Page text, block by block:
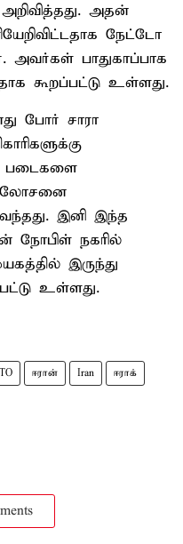
அதன்
நேட்டோ
அவர்கள் பாதுகாப்பாக
கூறப்பட்டு உள்ளது.
போர் சாரா
படைகளை
இனி இந்த
நோபிள் நகரில்
இருந்து
உள்ளது.
ஈரான் Iran ஈராக்